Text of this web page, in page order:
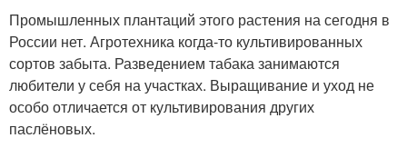
Промышленных плантаций этого растения на сегодня в
России нет. Агротехника когда-то культивированных
сортов забыта. Разведением табака занимаются
любители у себя на участках. Выращивание и уход не
особо отличается от культивирования других
паслёновых.